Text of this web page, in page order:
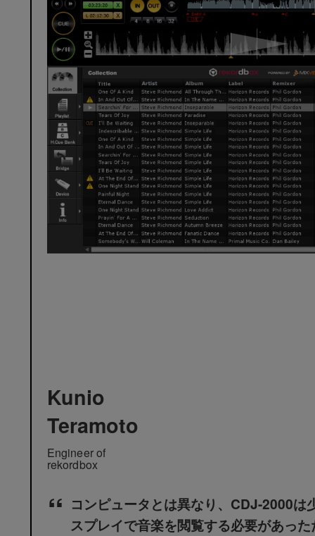
Kunio
Teramoto
Engineer of
rekordbox
コンピュータとは異なり、CDJ-2000は
スプレイで音楽を閲覧する必要があっ